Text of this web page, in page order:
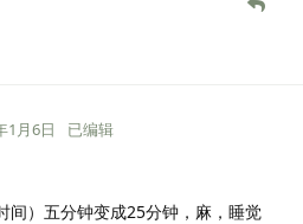
1月6日 已编辑
间）五分钟变成25分钟，麻，睡觉